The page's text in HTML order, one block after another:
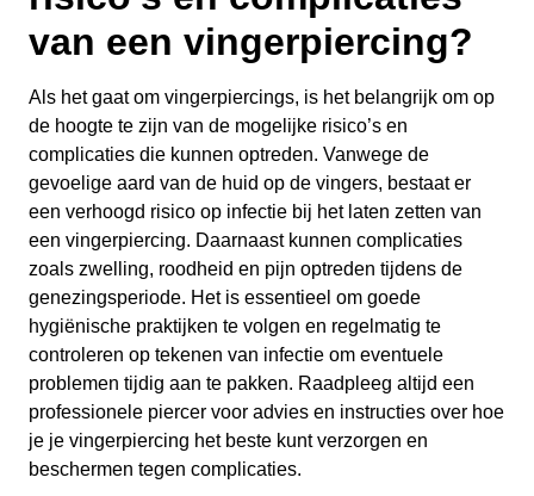
van een vingerpiercing?
Als het gaat om vingerpiercings, is het belangrijk om op
de hoogte te zijn van de mogelijke risico’s en
complicaties die kunnen optreden. Vanwege de
gevoelige aard van de huid op de vingers, bestaat er
een verhoogd risico op infectie bij het laten zetten van
een vingerpiercing. Daarnaast kunnen complicaties
zoals zwelling, roodheid en pijn optreden tijdens de
genezingsperiode. Het is essentieel om goede
hygiënische praktijken te volgen en regelmatig te
controleren op tekenen van infectie om eventuele
problemen tijdig aan te pakken. Raadpleeg altijd een
professionele piercer voor advies en instructies over hoe
je je vingerpiercing het beste kunt verzorgen en
beschermen tegen complicaties.